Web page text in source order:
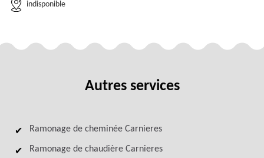
indisponible
Autres services
Ramonage de cheminée Carnieres
Ramonage de chaudière Carnieres